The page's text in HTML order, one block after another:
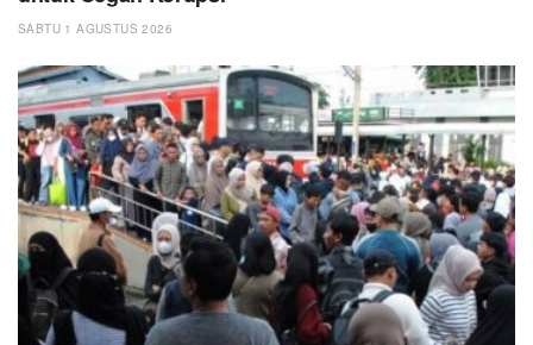
SABTU 1 AGUSTUS 2026